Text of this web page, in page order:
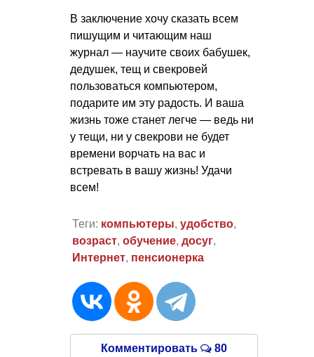
В заключение хочу сказать всем
пишущим и читающим наш
журнал — научите своих бабушек,
дедушек, тещ и свекровей
пользоваться компьютером,
подарите им эту радость. И ваша
жизнь тоже станет легче — ведь ни
у тещи, ни у свекрови не будет
времени ворчать на вас и
встревать в вашу жизнь! Удачи
всем!
Теги: компьютеры, удобство,
возраст, обучение, досуг,
Интернет, пенсионерка
Комментировать 80